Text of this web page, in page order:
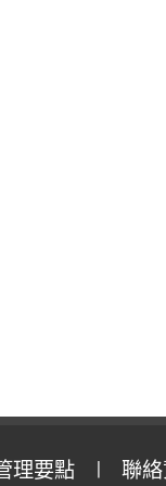
理要點 聯